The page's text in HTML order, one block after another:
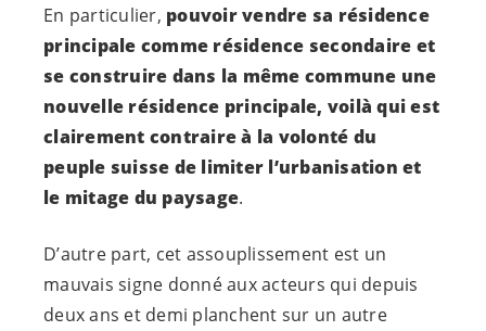
En particulier, pouvoir vendre sa résidence
principale comme résidence secondaire et
se construire dans la même commune une
nouvelle résidence principale, voilà qui est
clairement contraire à la volonté du
peuple suisse de limiter l’urbanisation et
le mitage du paysage.
D’autre part, cet assouplissement est un
mauvais signe donné aux acteurs qui depuis
deux ans et demi planchent sur un autre